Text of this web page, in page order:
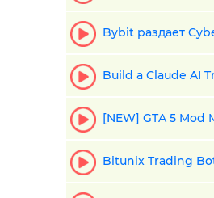
Bybit раздает
Build a Claude AI
[NEW] GTA 5 Mod
Bitunix Trading